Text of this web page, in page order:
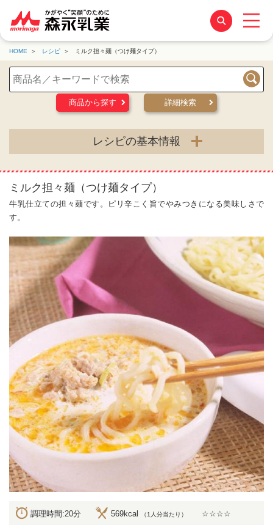
HOME レシピ ミルク担々麺（つけ麺タイプ）
検索
商品から探す
詳細検索
レシピの基本情報
ミルク担々麺（つけ麺タイプ）
牛乳仕立ての担々麺です。ピリ辛こく旨でやみつきになる美味しさで
す。
調理時間:20分 569kcal （1人分当たり） ☆☆☆☆